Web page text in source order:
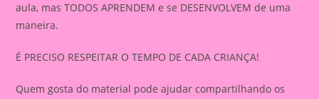
aula, mas TODOS APRENDEM e se DESENVOLVEM de uma
maneira.
É PRECISO RESPEITAR O TEMPO DE CADA CRIANÇA!
Quem gosta do material pode ajudar compartilhando os